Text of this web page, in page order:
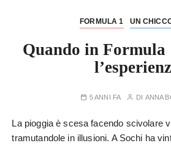
FORMULA 1 UN
Quando in Formula
5 ANNI FA DI ANNA
La pioggia è scesa facendo scivolare
tramutandole in illusioni. A Sochi ha